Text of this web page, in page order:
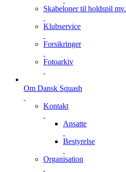
Skabeloner til holdspil mv.
Klubservice
Forsikringer
Fotoarkiv
Om Dansk Squash
Kontakt
Ansatte
Bestyrelse
Organisation